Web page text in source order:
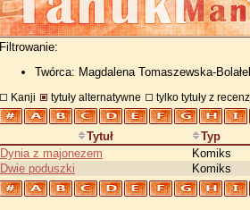
Filtrowanie:
Twórca: Magdalena Tomaszewska-
Kanji tytuły alternatywne tylko tytuły z
Tytuł Typ
Dynia z majonezem
Komiks
Dwie poduszki
Komiks